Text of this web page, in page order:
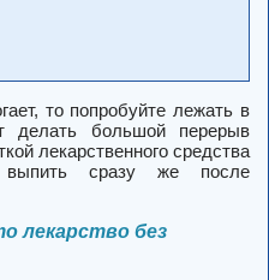
то попробуйте лежать в
делать большой перерыв
лекарственного средства
сразу же после
лекарство без